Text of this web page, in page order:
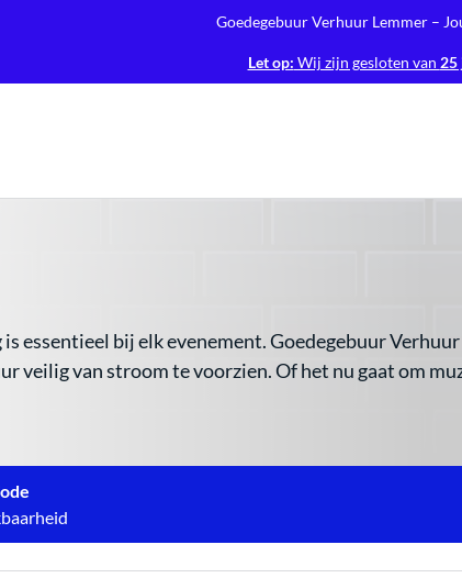
Goedegebuur Verhuur Lemmer –
Let op: Wij zijn gesloten van 25
essentieel bij elk evenement. Goedegebuur
veilig van stroom te voorzien. Of het nu gaat om